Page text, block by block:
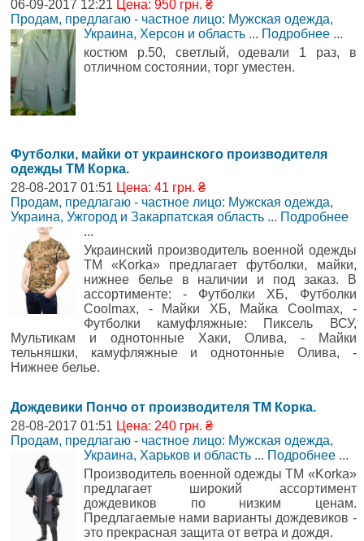
06-09-2017 12:21 Цена: 950 грн. ₴
Продам, предлагаю - частное лицо: Мужская одежда,
Украина, Херсон и область ... Подробнее ...
костюм р.50, светлый, одевали 1 раз, в
отличном состоянии, торг уместен.
Футболки, майки от украинского производителя
одежды ТМ Корка.
28-08-2017 01:51 Цена: 41 грн. ₴
Продам, предлагаю - частное лицо: Мужская одежда,
Украина, Ужгород и Закарпатская область ... Подробнее
...
Украинский производитель военной одежды
ТМ «Korka» предлагает футболки, майки,
нижнее белье в наличии и под заказ. В
ассортименте: - Футболки ХБ, Футболки
Сoolmax, - Майки ХБ, Майка Сoolmax, -
Футболки камуфляжные: Пиксель ВСУ,
Мультикам и однотонные Хаки, Олива, - Майки
тельняшки, камуфляжные и однотонные Олива, -
Нижнее белье.
Дождевики Пончо от производителя ТМ Корка.
28-08-2017 01:51 Цена: 240 грн. ₴
Продам, предлагаю - частное лицо: Мужская одежда,
Украина, Харьков и область ... Подробнее ...
Производитель военной одежды ТМ «Korka»
предлагает широкий ассортимент
дождевиков по низким ценам.
Предлагаемые нами варианты дождевиков -
это прекрасная защита от ветра и дождя.